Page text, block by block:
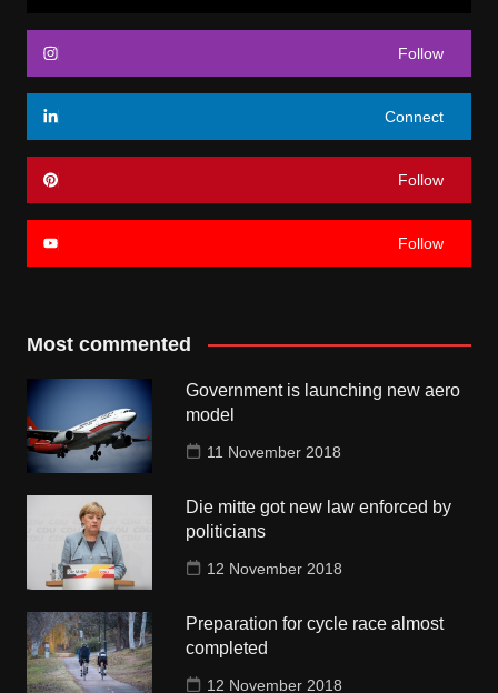
Follow
Connect
Follow
Follow
Most commented
Government is launching new aero
model
11 November 2018
Die mitte got new law enforced by
politicians
12 November 2018
Preparation for cycle race almost
completed
12 November 2018